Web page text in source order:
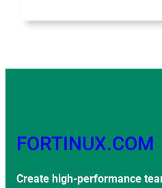
FORTINUX.COM
Create high-performance